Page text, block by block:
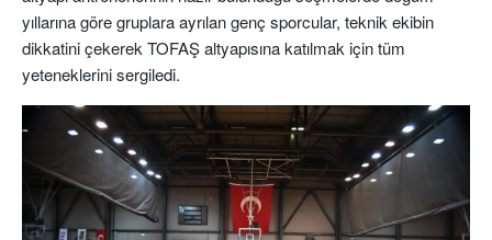
yıllarına göre gruplara ayrılan genç sporcular, teknik ekibin
dikkatini çekerek TOFAŞ altyapısına katılmak için tüm
yeteneklerini sergiledi.